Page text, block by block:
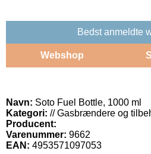
Bedst anmeldte
Webshop
Navn: Soto Fuel Bottle, 1000 ml
Kategori: // Gasbrændere og
Producent:
Varenummer: 9662
EAN: 4953571097053